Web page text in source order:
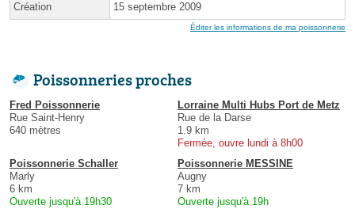
Création 15 septembre 2009
Éditer les informations de ma poissonnerie
Poissonneries proches
Fred Poissonnerie
Rue Saint-Henry
640 mètres
Lorraine Multi Hubs Port de Metz
Rue de la Darse
1.9 km
Fermée, ouvre lundi à 8h00
Poissonnerie Schaller
Marly
6 km
Ouverte jusqu'à 19h30
Poissonnerie MESSINE
Augny
7 km
Ouverte jusqu'à 19h